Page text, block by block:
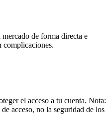
de forma directa e
complicaciones.
el acceso a tu cuenta. Nota:
acceso, no la seguridad de los